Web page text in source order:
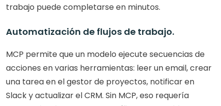
trabajo puede completarse en minutos.
Automatización de flujos de trabajo.
MCP permite que un modelo ejecute secuencias de
acciones en varias herramientas: leer un email, crear
una tarea en el gestor de proyectos, notificar en
Slack y actualizar el CRM. Sin MCP, eso requería